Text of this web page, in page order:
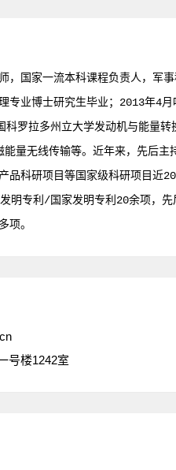
，国家一流本科课程负责人，军
专业博士研究生毕业；2013年4
罗拉多州立大学发动机与能量
量无线传输等。近年来，先后
品科研项目等国家级科研项目近
明专利/国家发明专利20余项，
项。
号楼1242室